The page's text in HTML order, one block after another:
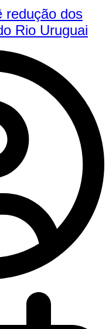
redução dos
Rio Uruguai